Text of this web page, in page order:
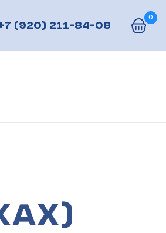
(920) 211-84-08
0